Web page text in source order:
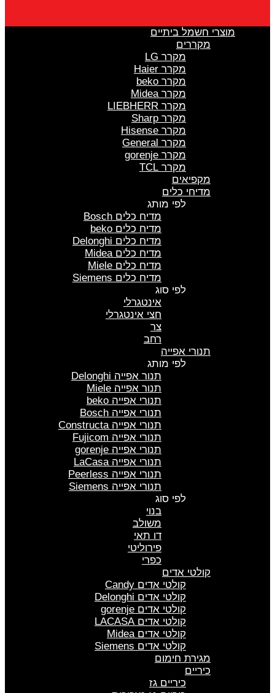
מוצרי חשמל ביתיים
מקררים
מקרר LG
מקרר Haier
מקרר beko
מקרר Midea
מקרר LIEBHERR
מקרר Sharp
מקרר Hisense
מקרר General
מקרר gorenje
מקרר TCL
מקפיאים
מדיחי כלים
לפי מותג
מדיח כלים Bosch
מדיח כלים beko
מדיח כלים Delonghi
מדיח כלים Midea
מדיח כלים Miele
מדיח כלים Siemens
לפי סוג
אינטגרלי
חצי אינטגרלי
צר
רחב
תנורי אפייה
לפי מותג
תנור אפייה Delonghi
תנור אפייה Miele
תנורי אפייה beko
תנורי אפייה Bosch
תנורי אפייה Constructa
תנורי אפייה Fujicom
תנורי אפייה gorenje
תנורי אפייה LaCasa
תנורי אפייה Peerless
תנורי אפייה Siemens
לפי סוג
בנוי
משולב
דו תאי
פירוליטי
כפרי
קולטי אדים
קולטי אדים Candy
קולטי אדים Delonghi
קולטי אדים gorenje
קולטי אדים LACASA
קולטי אדים Midea
קולטי אדים Siemens
מגירת חימום
כיריים
כיריים גז